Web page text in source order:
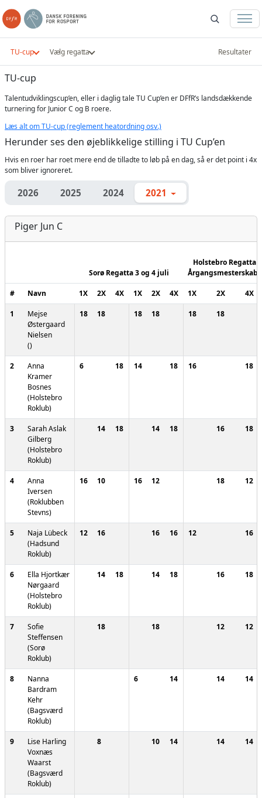
TU-cup Vælg regatta Resultater
TU-cup
Talentudviklingscup’en, eller i daglig tale TU Cup’en er DFfR’s landsdækkende
turnering for Junior C og B roere.
Læs alt om TU-cup (reglement heatordning osv.)
Herunder ses den øjeblikkelige stilling i TU Cup’en
Hvis en roer har roet mere end de tilladte to løb på en dag, så er det point i 4x
som bliver ignoreret.
2026 2025 2024 2021
Piger Jun C
Sorø Regatta 3 og 4 juli
Holstebro Regatta -
# Navn 1X 2X 4X 1X 2X 4X 1X 2X 4X
1
Mejse
Østergaard
Nielsen
()
18 18 18 18 18 18
2
Anna
Kramer
Bosnes
(Holstebro
Roklub)
6 18 14 18 16 18
3
Sarah Aslak
Gilberg
(Holstebro
Roklub)
14 18 14 18 16 18
4
Anna
Iversen
(Roklubben
Stevns)
16 10 16 12 18 12
5
Naja Lübeck
(Hadsund
Roklub)
12 16 16 16 12 16
6
Ella Hjortkær
Nørgaard
(Holstebro
Roklub)
14 18 14 18 16 18
7
Sofie
Steffensen
(Sorø
Roklub)
18 18 12 12
8
Nanna
Bardram
Kehr
(Bagsværd
Roklub)
6 14 14 14
9
Lise Harling
Voxnæs
Waarst
(Bagsværd
Roklub)
8 10 14 14 14